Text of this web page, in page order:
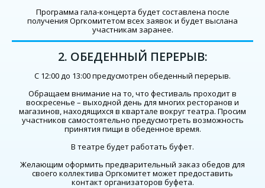
Программа гала-концерта будет составлена после
получения Оргкомитетом всех заявок и будет выслана
участникам заранее.
2. ОБЕДЕННЫЙ ПЕРЕРЫВ:
С 12:00 до 13:00 предусмотрен обеденный перерыв.
Обращаем внимание на то, что фестиваль проходит в
воскресенье – выходной день для многих ресторанов и
магазинов, находящихся в квартале вокруг театра. Просим
участников самостоятельно предусмотреть возможность
принятия пищи в обеденное время.
В театре будет работать буфет.
Желающим оформить предварительный заказ обедов для
своего коллектива Оргкомитет может предоставить
контакт организаторов буфета.